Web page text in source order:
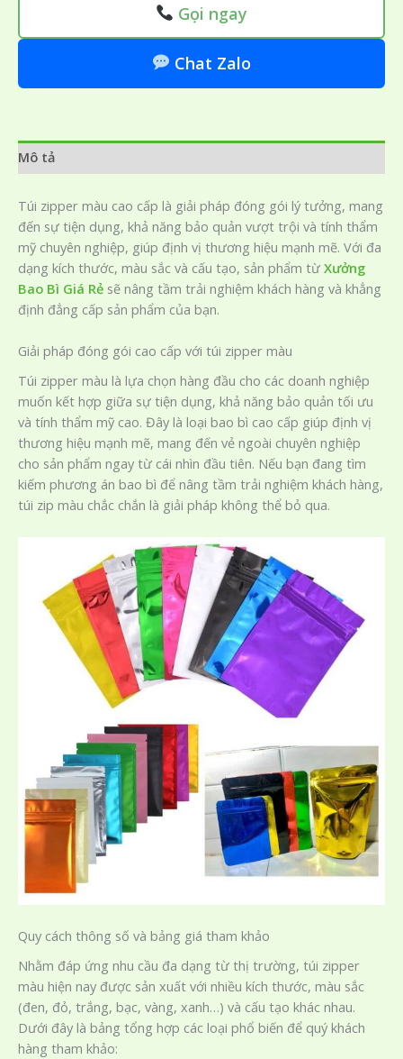
Gọi ngay
Chat Zalo
Mô tả
Túi zipper màu cao cấp là giải pháp đóng gói lý tưởng, mang
đến sự tiện dụng, khả năng bảo quản vượt trội và tính thẩm
mỹ chuyên nghiệp, giúp định vị thương hiệu mạnh mẽ. Với đa
dạng kích thước, màu sắc và cấu tạo, sản phẩm từ Xưởng
Bao Bì Giá Rẻ sẽ nâng tầm trải nghiệm khách hàng và khẳng
định đẳng cấp sản phẩm của bạn.
Giải pháp đóng gói cao cấp với túi zipper màu
Túi zipper màu là lựa chọn hàng đầu cho các doanh nghiệp
muốn kết hợp giữa sự tiện dụng, khả năng bảo quản tối ưu
và tính thẩm mỹ cao. Đây là loại bao bì cao cấp giúp định vị
thương hiệu mạnh mẽ, mang đến vẻ ngoài chuyên nghiệp
cho sản phẩm ngay từ cái nhìn đầu tiên. Nếu bạn đang tìm
kiếm phương án bao bì để nâng tầm trải nghiệm khách hàng,
túi zip màu chắc chắn là giải pháp không thể bỏ qua.
Quy cách thông số và bảng giá tham khảo
Nhằm đáp ứng nhu cầu đa dạng từ thị trường, túi zipper
màu hiện nay được sản xuất với nhiều kích thước, màu sắc
(đen, đỏ, trắng, bạc, vàng, xanh…) và cấu tạo khác nhau.
Dưới đây là bảng tổng hợp các loại phổ biến để quý khách
hàng tham khảo: